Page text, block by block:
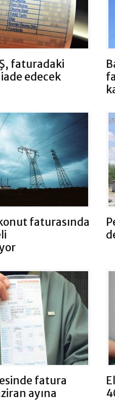
faturadaki
edecek
faturasında
fatura
ayına